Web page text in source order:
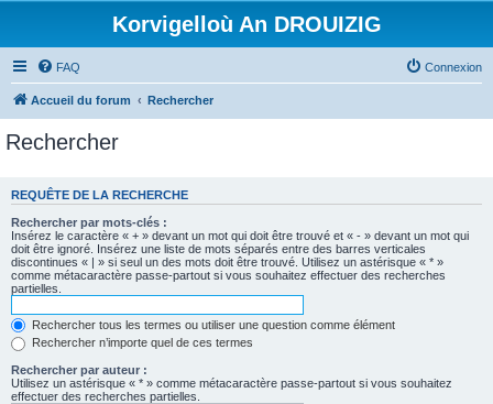
Korvigelloù An DROUIZIG
FAQ Connexion
Accueil du forum Rechercher
Rechercher
REQUÊTE DE LA RECHERCHE
Rechercher par mots-clés :
Insérez le caractère « + » devant un mot qui doit être trouvé et « - » devant un mot qui
doit être ignoré. Insérez une liste de mots séparés entre des barres verticales
discontinues « | » si seul un des mots doit être trouvé. Utilisez un astérisque « * »
comme métacaractère passe-partout si vous souhaitez effectuer des recherches
partielles.
Rechercher tous les termes ou utiliser une question comme élément
Rechercher n’importe quel de ces termes
Rechercher par auteur :
Utilisez un astérisque « * » comme métacaractère passe-partout si vous souhaitez
effectuer des recherches partielles.